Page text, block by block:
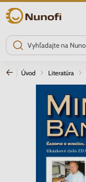
Nunofi.sk
Úvod Literatúra